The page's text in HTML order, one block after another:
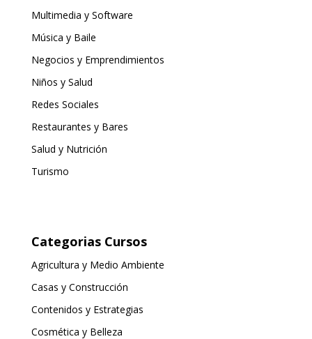
Multimedia y Software
Música y Baile
Negocios y Emprendimientos
Niños y Salud
Redes Sociales
Restaurantes y Bares
Salud y Nutrición
Turismo
Categorias Cursos
Agricultura y Medio Ambiente
Casas y Construcción
Contenidos y Estrategias
Cosmética y Belleza